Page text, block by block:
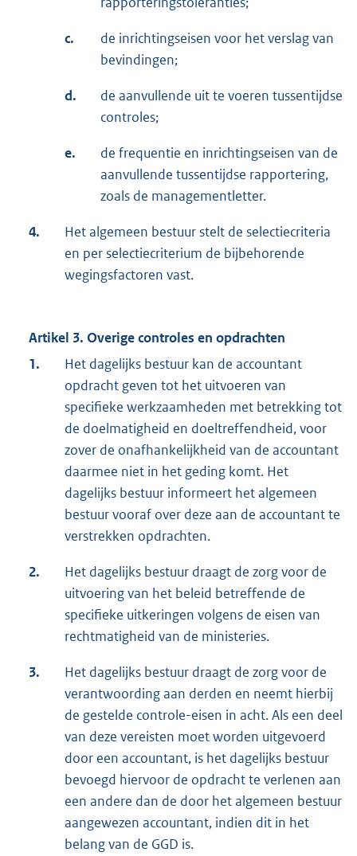
c.
de inrichtingseisen voor het verslag van
bevindingen;
d.
de aanvullende uit te voeren tussentijdse
controles;
e.
de frequentie en inrichtingseisen van de
aanvullende tussentijdse rapportering,
zoals de managementletter.
4.
Het algemeen bestuur stelt de selectiecriteria
en per selectiecriterium de bijbehorende
wegingsfactoren vast.
Artikel 3. Overige controles en opdrachten
1.
Het dagelijks bestuur kan de accountant
opdracht geven tot het uitvoeren van
specifieke werkzaamheden met betrekking tot
de doelmatigheid en doeltreffendheid, voor
zover de onafhankelijkheid van de accountant
daarmee niet in het geding komt. Het
dagelijks bestuur informeert het algemeen
bestuur vooraf over deze aan de accountant te
verstrekken opdrachten.
2.
Het dagelijks bestuur draagt de zorg voor de
uitvoering van het beleid betreffende de
specifieke uitkeringen volgens de eisen van
rechtmatigheid van de ministeries.
3.
Het dagelijks bestuur draagt de zorg voor de
verantwoording aan derden en neemt hierbij
de gestelde controle-eisen in acht. Als een deel
van deze vereisten moet worden uitgevoerd
door een accountant, is het dagelijks bestuur
bevoegd hiervoor de opdracht te verlenen aan
een andere dan de door het algemeen bestuur
aangewezen accountant, indien dit in het
belang van de GGD is.